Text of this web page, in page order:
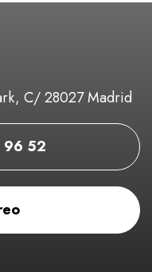
C/ 28027 Madrid
96 52